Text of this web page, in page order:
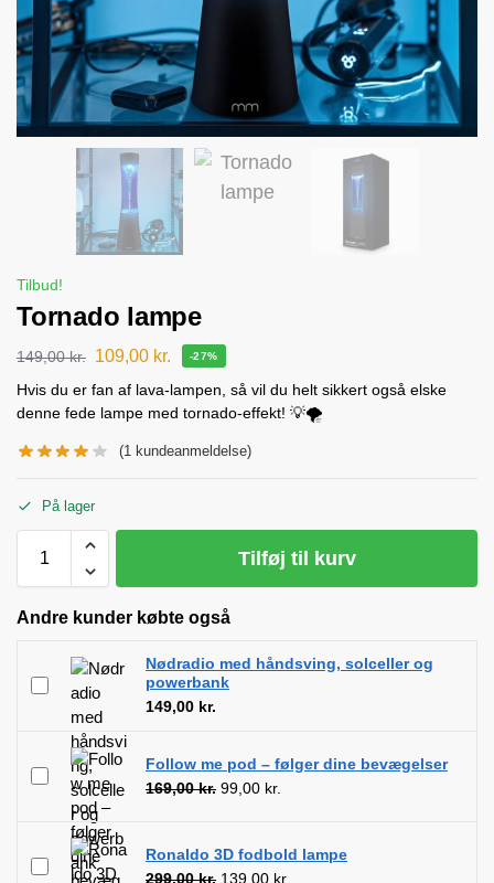
Tilbud!
Tornado lampe
149,00kr. 109,00 kr. -27%
Hvis du er fan af lava-lampen, så vil du helt sikkert også elske
denne fede lampe med tornado-effekt! 💡🌪️
(1 kundeanmeldelse)
På lager
Tilføj til kurv
Andre kunder købte også
Nødradio med håndsving, solceller og
powerbank
149,00 kr.
Follow me pod – følger dine bevægelser
169,00kr. 99,00 kr.
Ronaldo 3D fodbold lampe
299,00kr. 139,00 kr.